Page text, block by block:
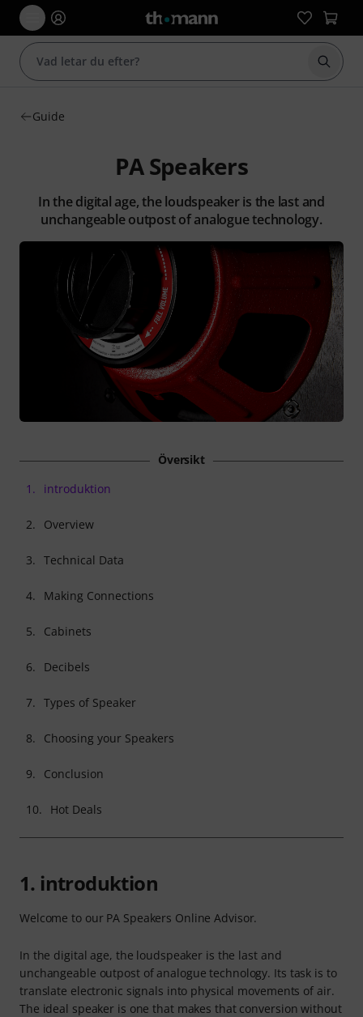
Börja
Guide
PA Speakers
In the digital age, the loudspeaker is the last and
unchangeable outpost of analogue technology.
Översikt
1.
introduktion
2. Overview
3. Technical Data
4. Making Connections
5. Cabinets
6. Decibels
7. Types of Speaker
8. Choosing your Speakers
9. Conclusion
10. Hot Deals
1. introduktion
Welcome to our PA Speakers Online Advisor.
In the digital age, the loudspeaker is the last and
unchangeable outpost of analogue technology. Its task is to
translate electronic signals into physical movements of air.
The ideal speaker is one that makes that conversion without